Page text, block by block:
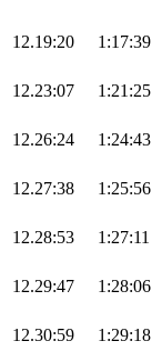
12.19:20 1:17:39
12.23:07 1:21:25
12.26:24 1:24:43
12.27:38 1:25:56
12.28:53 1:27:11
12.29:47 1:28:06
12.30:59 1:29:18